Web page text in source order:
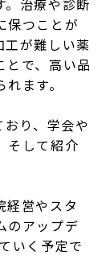
。治療や診断
保つことが
が難しい薬
とで、高い品
ます。
り、学会や
そして紹介
経営やスタ
のアップデ
いく予定で